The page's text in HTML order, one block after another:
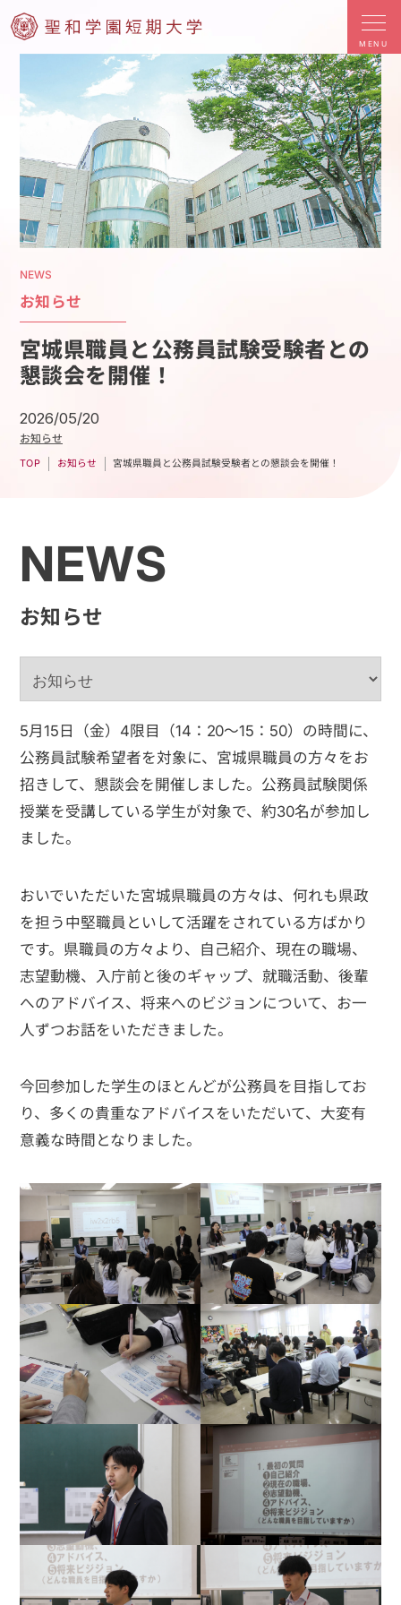
MENU
NEWS
お知らせ
宮城県職員と公務員試験受験者との
懇談会を開催！
2026/05/20
お知らせ
TOP お知らせ 宮城県職員と公務員試験受験者との懇談会を開催！
NEWS
お知らせ
5月15日（金）4限目（14：20～15：50）の時間に、
公務員試験希望者を対象に、宮城県職員の方々をお
招きして、懇談会を開催しました。公務員試験関係
授業を受講している学生が対象で、約30名が参加し
ました。
おいでいただいた宮城県職員の方々は、何れも県政
を担う中堅職員といして活躍をされている方ばかり
です。県職員の方々より、自己紹介、現在の職場、
志望動機、入庁前と後のギャップ、就職活動、後輩
へのアドバイス、将来へのビジョンについて、お一
人ずつお話をいただきました。
今回参加した学生のほとんどが公務員を目指してお
り、多くの貴重なアドバイスをいただいて、大変有
意義な時間となりました。